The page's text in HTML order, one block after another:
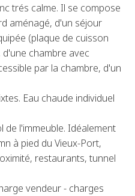
trés calme. Il se compose
aménagé, d'un séjour
(plaque de cuisson
chambre avec
par la chambre, d'un
Eau chaude individuel
de l'immeuble. Idéalement
à pied du Vieux-Port,
restaurants, tunnel
vendeur - charges